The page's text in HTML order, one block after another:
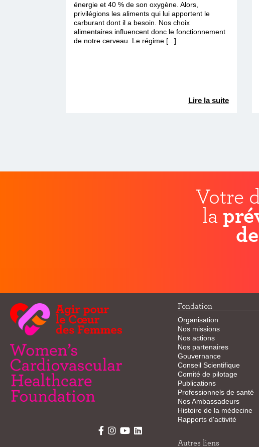
énergie et 40 % de son oxygène. Alors,
privilégions les aliments qui lui apportent le
carburant dont il a besoin. Nos choix
alimentaires influencent donc le fonctionnement
de notre cerveau. Le régime [...]
Lire la suite
Votre
la
Fondation
Organisation
Nos missions
Nos actions
Nos partenaires
Gouvernance
Conseil Scientifique
Comité de pilotage
Publications
Professionnels de santé
Nos Ambassadeurs
Histoire de la médecine
Rapports d'activité
Autres liens